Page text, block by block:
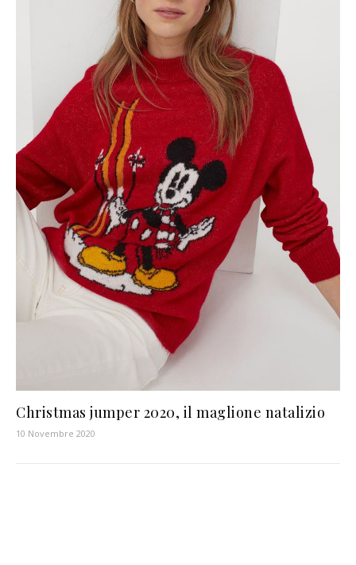
Christmas jumper 2020, il maglione natalizio
10 Novembre 2020